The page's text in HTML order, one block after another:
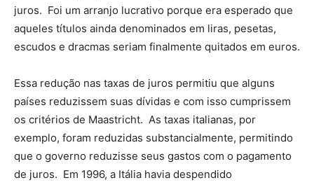
juros. Foi um arranjo lucrativo porque era esperado que
aqueles títulos ainda denominados em liras, pesetas,
escudos e dracmas seriam finalmente quitados em euros.
Essa redução nas taxas de juros permitiu que alguns
países reduzissem suas dívidas e com isso cumprissem
os critérios de Maastricht. As taxas italianas, por
exemplo, foram reduzidas substancialmente, permitindo
que o governo reduzisse seus gastos com o pagamento
de juros. Em 1996, a Itália havia despendido